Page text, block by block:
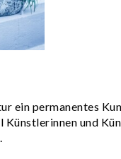
permanentes
und